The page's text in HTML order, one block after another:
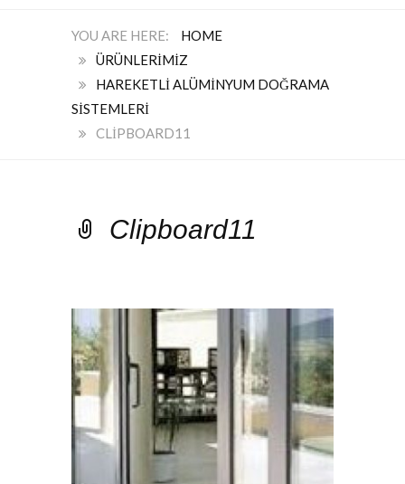
HOME
ÜRÜNLERIMIZ
HAREKETLI ALÜMINYUM DOĞRAMA
SISTEMLERI
CLIPBOARD11
Clipboard11